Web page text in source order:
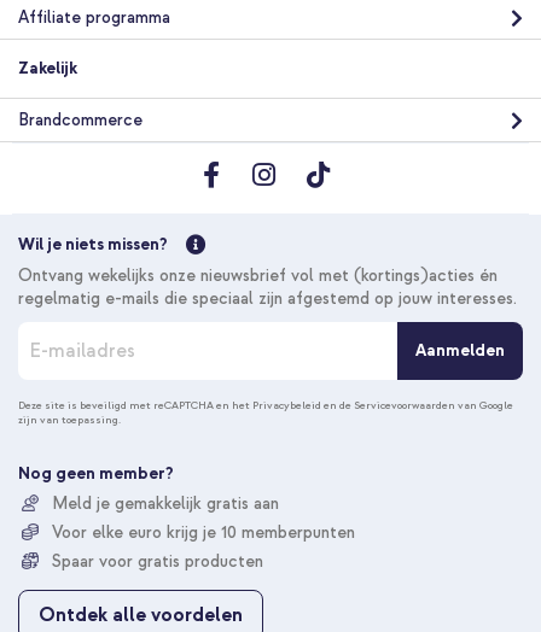
Affiliate programma
Zakelijk
Brandcommerce
Wil je niets missen?
Ontvang wekelijks onze nieuwsbrief vol met (kortings)acties én
regelmatig e-mails die speciaal zijn afgestemd op jouw interesses.
n
n
e
u
o
p
Aanmelden
Deze site is beveiligd met reCAPTCHA en het Privacybeleid en de Servicevoorwaarden van Google
zijn van toepassing.
Nog geen member?
Meld je gemakkelijk gratis aan
Voor elke euro krijg je 10 memberpunten
Spaar voor gratis producten
Ontdek alle voordelen